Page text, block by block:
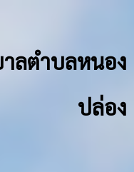
ลตำบลหนอง
ปล่อง